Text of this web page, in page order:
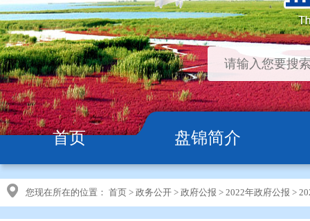
首页 盘锦简介
您现在所在的位置： 首页 > 政务公开 > 政府公报 > 2022年政府公报 >